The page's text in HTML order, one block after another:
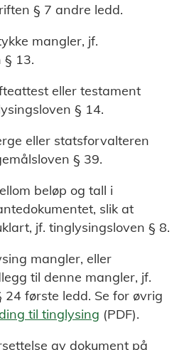
§ 7 andre ledd.
mangler, jf.
§ 13.
eller testament
§ 14.
eller statsforvalteren
§ 39.
beløp og tall i
slik at
jf. tinglysingsloven § 8.
mangler, eller
til denne mangler, jf.
24 første ledd. Se for øvrig
til tinglysing (PDF).
av dokument på